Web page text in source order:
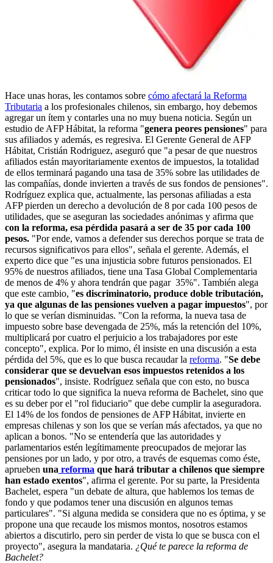
Hace unas horas, les contamos sobre cómo afectará la Reforma
Tributaria a los profesionales chilenos, sin embargo, hoy debemos
agregar un ítem y contarles una no muy buena noticia. Según un
estudio de AFP Hábitat, la reforma "genera peores pensiones" para
sus afiliados y además, es regresiva. El Gerente General de AFP
Hábitat, Cristián Rodriguez, aseguró que "a pesar de que nuestros
afiliados están mayoritariamente exentos de impuestos, la totalidad
de ellos terminará pagando una tasa de 35% sobre las utilidades de
las compañías, donde invierten a través de sus fondos de pensiones".
Rodríguez explica que, actualmente, las personas afiliadas a esta
AFP pierden un derecho a devolución de 8 por cada 100 pesos de
utilidades, que se aseguran las sociedades anónimas y afirma que
con la reforma, esa pérdida pasará a ser de 35 por cada 100
pesos. "Por ende, vamos a defender sus derechos porque se trata de
recursos significativos para ellos", señala el gerente. Además, el
experto dice que "es una injusticia sobre futuros pensionados. El
95% de nuestros afiliados, tiene una Tasa Global Complementaria
de menos de 4% y ahora tendrán que pagar 35%". También alega
que este cambio, "es discriminatorio, produce doble tributación,
ya que algunas de las pensiones vuelven a pagar impuestos", por
lo que se verían disminuidas. "Con la reforma, la nueva tasa de
impuesto sobre base devengada de 25%, más la retención del 10%,
multiplicará por cuatro el perjuicio a los trabajadores por este
concepto", explica. Por lo mimo, él insiste en una discusión a esta
pérdida del 5%, que es lo que busca recaudar la reforma. "Se debe
considerar que se devuelvan esos impuestos retenidos a los
pensionados", insiste. Rodríguez señala que con esto, no busca
criticar todo lo que significa la nueva reforma de Bachelet, sino que
es su deber por el "rol fiduciario" que debe cumplir la aseguradora.
El 14% de los fondos de pensiones de AFP Hábitat, invierte en
empresas chilenas y son los que se verían más afectados, ya que no
aplican a bonos. "No se entendería que las autoridades y
parlamentarios estén legítimamente preocupados de mejorar las
pensiones por un lado, y por otro, a través de esquemas como éste,
aprueben una reforma que hará tributar a chilenos que siempre
han estado exentos", afirma el gerente. Por su parte, la Presidenta
Bachelet, espera "un debate de altura, que hablemos los temas de
fondo y que podamos tener una discusión en algunos temas
particulares". "Si alguna medida se considera que no es óptima, y se
propone una que recaude los mismos montos, nosotros estamos
abiertos a discutirlo, pero sin perder de vista lo que se busca con el
proyecto", asegura la mandataria. ¿Qué te parece la reforma de
Bachelet?